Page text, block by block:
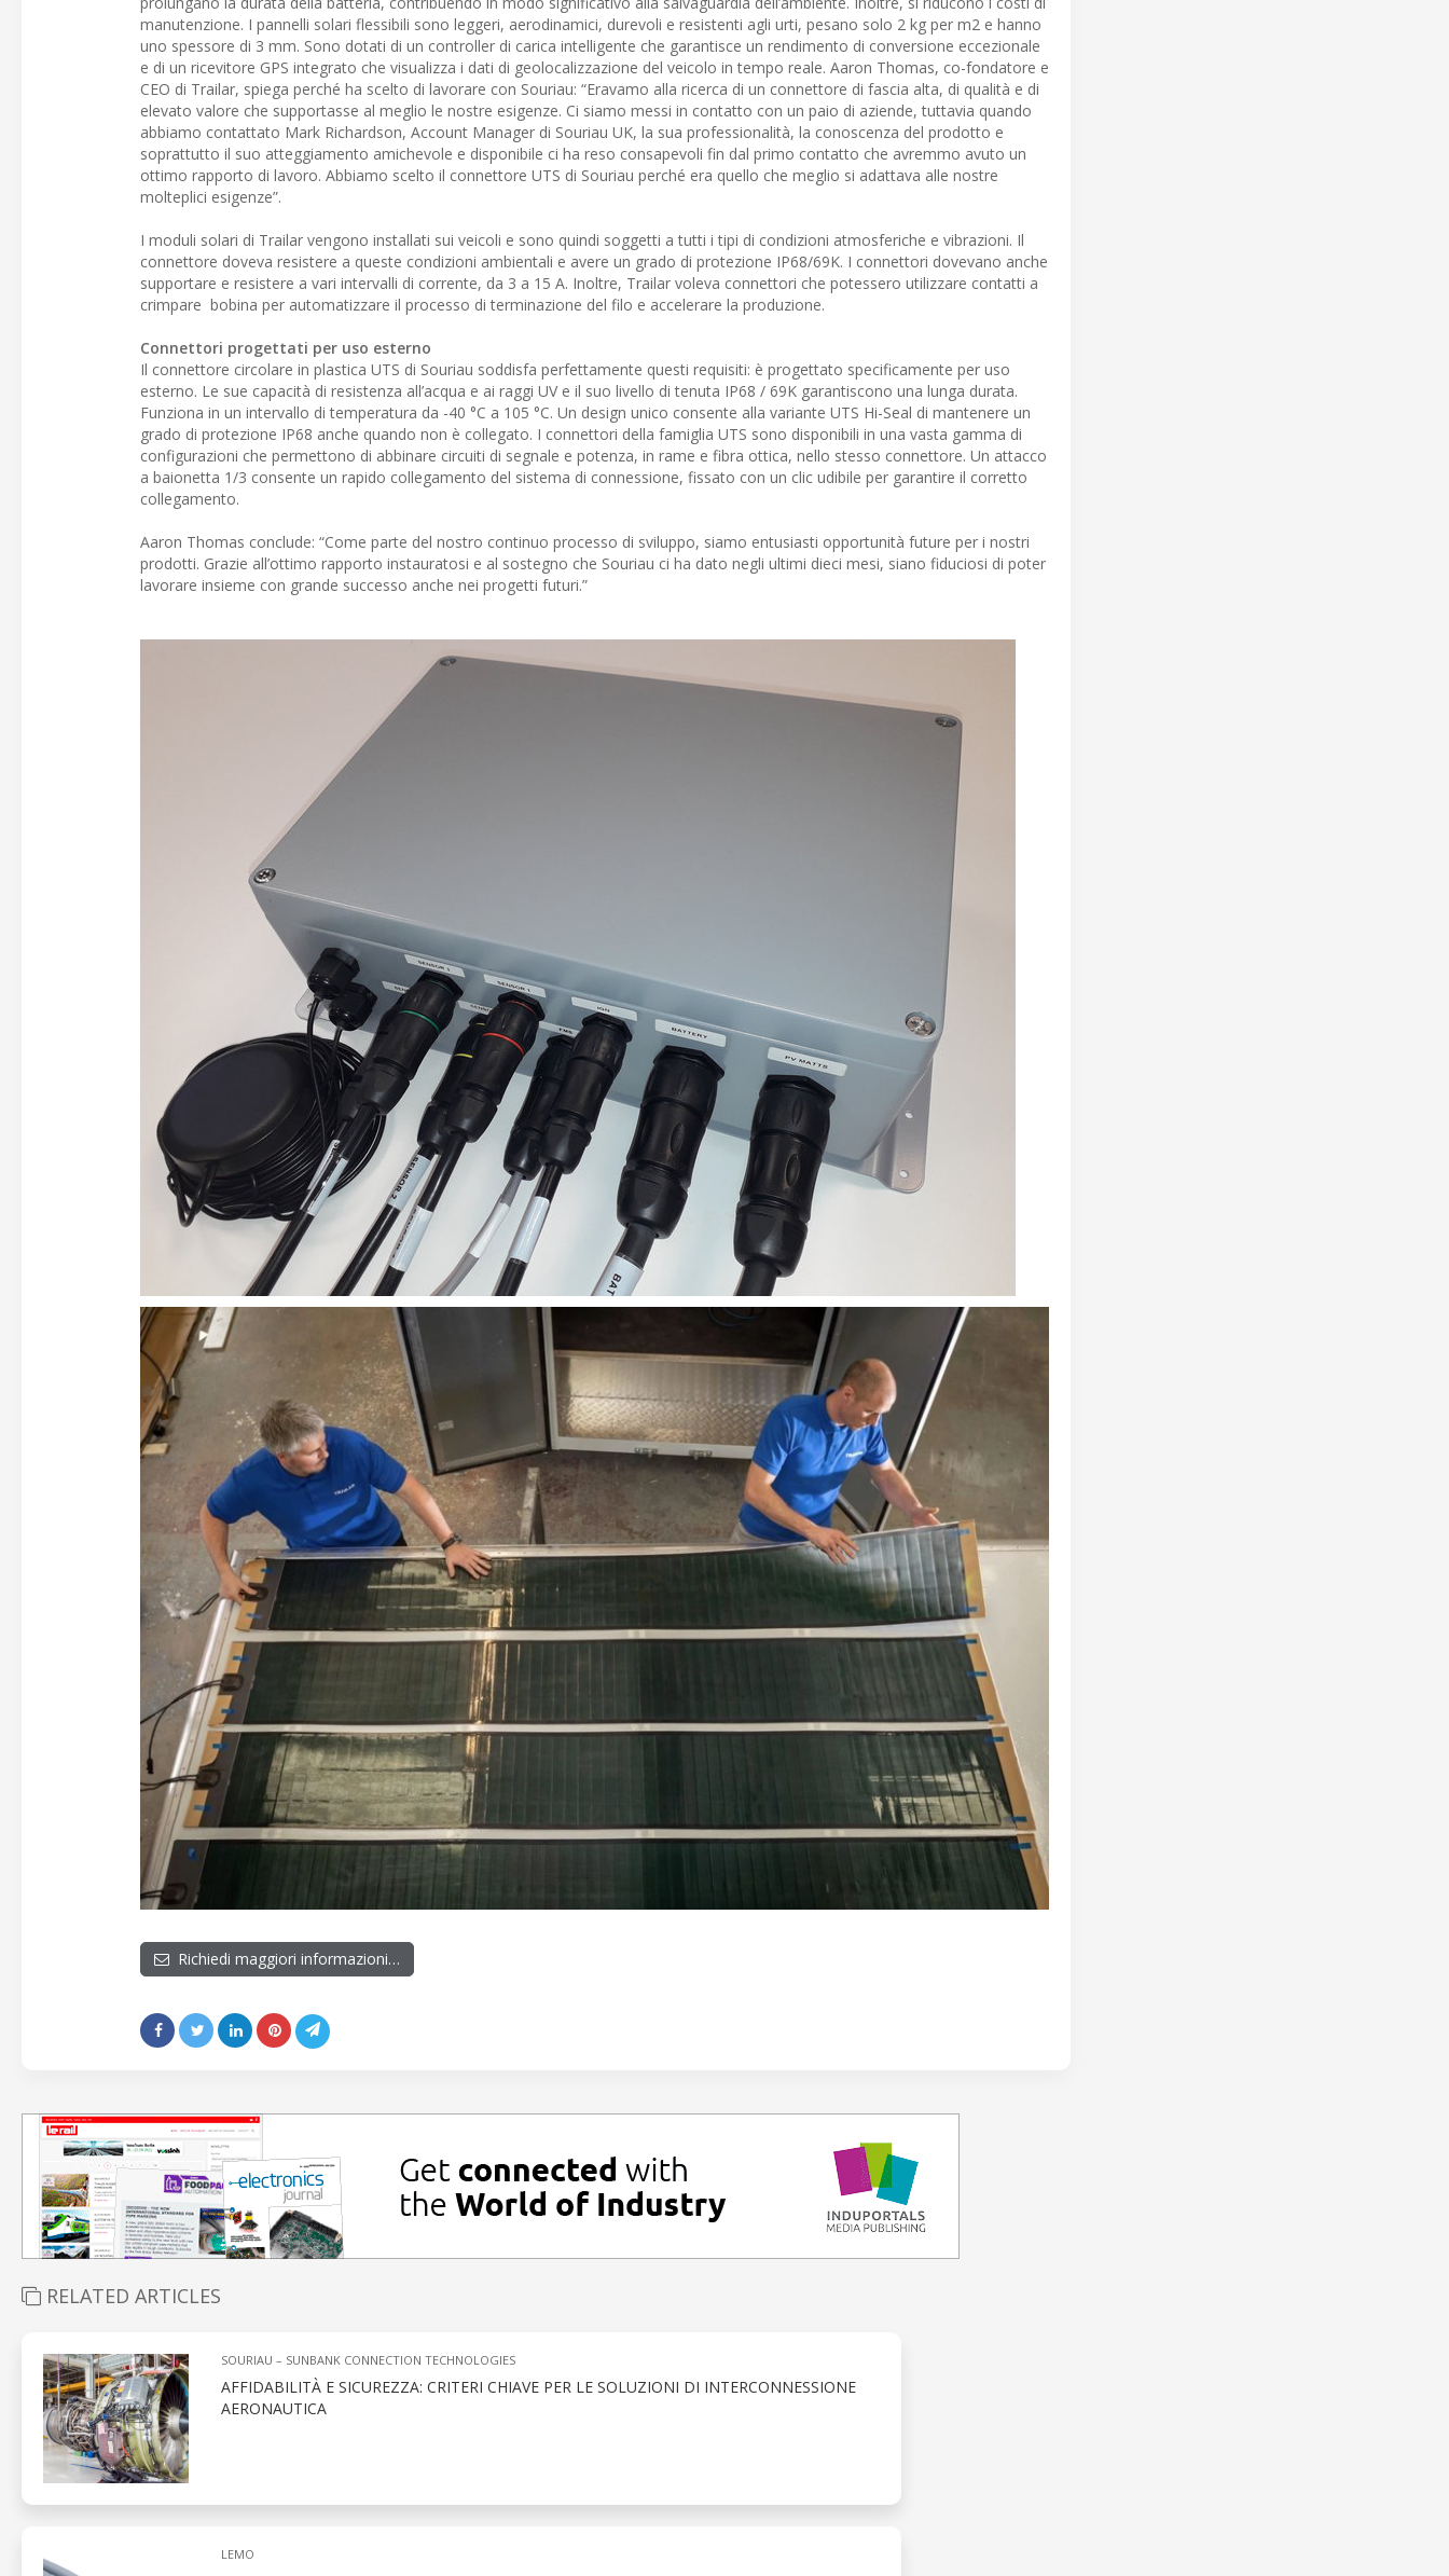
manutenzione. I pannelli solari flessibili sono leggeri, aerodinamici, durevoli e resistenti agli urti, pesano solo 2 kg per m2 e hanno
uno spessore di 3 mm. Sono dotati di un controller di carica intelligente che garantisce un rendimento di conversione eccezionale
e di un ricevitore GPS integrato che visualizza i dati di geolocalizzazione del veicolo in tempo reale. Aaron Thomas, co-fondatore e
CEO di Trailar, spiega perché ha scelto di lavorare con Souriau: “Eravamo alla ricerca di un connettore di fascia alta, di qualità e di
elevato valore che supportasse al meglio le nostre esigenze. Ci siamo messi in contatto con un paio di aziende, tuttavia quando
abbiamo contattato Mark Richardson, Account Manager di Souriau UK, la sua professionalità, la conoscenza del prodotto e
soprattutto il suo atteggiamento amichevole e disponibile ci ha reso consapevoli fin dal primo contatto che avremmo avuto un
ottimo rapporto di lavoro. Abbiamo scelto il connettore UTS di Souriau perché era quello che meglio si adattava alle nostre
molteplici esigenze”.
I moduli solari di Trailar vengono installati sui veicoli e sono quindi soggetti a tutti i tipi di condizioni atmosferiche e vibrazioni. Il
connettore doveva resistere a queste condizioni ambientali e avere un grado di protezione IP68/69K. I connettori dovevano anche
supportare e resistere a vari intervalli di corrente, da 3 a 15 A. Inoltre, Trailar voleva connettori che potessero utilizzare contatti a
crimpare bobina per automatizzare il processo di terminazione del filo e accelerare la produzione.
Connettori progettati per uso esterno
Il connettore circolare in plastica UTS di Souriau soddisfa perfettamente questi requisiti: è progettato specificamente per uso
esterno. Le sue capacità di resistenza all’acqua e ai raggi UV e il suo livello di tenuta IP68 / 69K garantiscono una lunga durata.
Funziona in un intervallo di temperatura da -40 °C a 105 °C. Un design unico consente alla variante UTS Hi-Seal di mantenere un
grado di protezione IP68 anche quando non è collegato. I connettori della famiglia UTS sono disponibili in una vasta gamma di
configurazioni che permettono di abbinare circuiti di segnale e potenza, in rame e fibra ottica, nello stesso connettore. Un attacco
a baionetta 1/3 consente un rapido collegamento del sistema di connessione, fissato con un clic udibile per garantire il corretto
collegamento.
Aaron Thomas conclude: “Come parte del nostro continuo processo di sviluppo, siamo entusiasti opportunità future per i nostri
prodotti. Grazie all’ottimo rapporto instauratosi e al sostegno che Souriau ci ha dato negli ultimi dieci mesi, siano fiduciosi di poter
lavorare insieme con grande successo anche nei progetti futuri.”
Richiedi maggiori informazioni…
RELATED ARTICLES
SOURIAU – SUNBANK CONNECTION TECHNOLOGIES
AFFIDABILITÀ E SICUREZZA: CRITERI CHIAVE PER LE SOLUZIONI DI INTERCONNESSIONE
AERONAUTICA
LEMO